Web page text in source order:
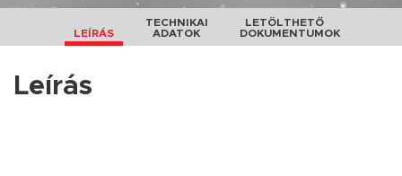
LEÍRÁS
TECHNIKAI
ADATOK
LETÖLTHETŐ
DOKUMENTUMOK
Leírás